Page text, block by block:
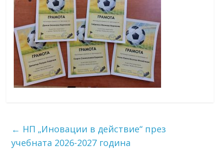
← НП „Иновации в действие“ през
учебната 2026-2027 година